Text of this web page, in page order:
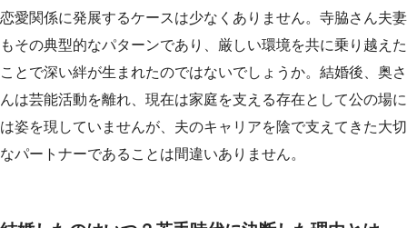
恋愛関係に発展するケースは少なくありません。寺脇さん夫妻
もその典型的なパターンであり、厳しい環境を共に乗り越えた
ことで深い絆が生まれたのではないでしょうか。結婚後、奥さ
んは芸能活動を離れ、現在は家庭を支える存在として公の場に
は姿を現していませんが、夫のキャリアを陰で支えてきた大切
なパートナーであることは間違いありません。